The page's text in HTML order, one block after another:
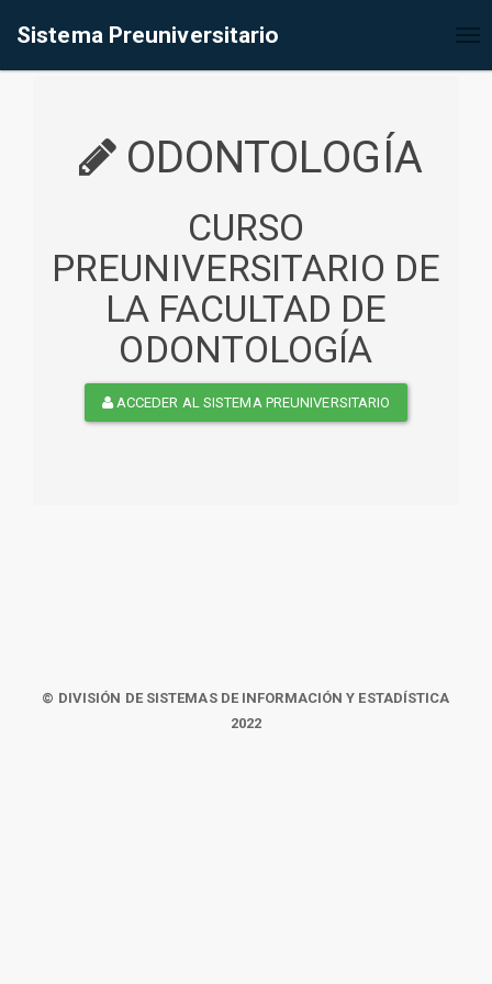
Sistema Preuniversitario
ODONTOLOGÍA
CURSO
PREUNIVERSITARIO DE
LA FACULTAD DE
ODONTOLOGÍA
ACCEDER AL SISTEMA PREUNIVERSITARIO
© DIVISIÓN DE SISTEMAS DE INFORMACIÓN Y ESTADÍSTICA
2022